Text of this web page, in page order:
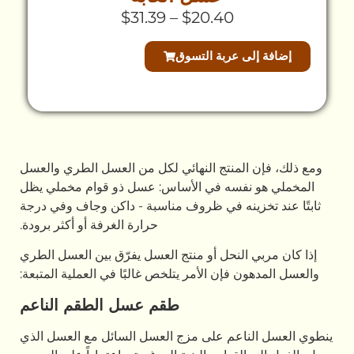
$
عربة التسوق
النهائي لكل من العسل الطري والعسل
في الأساس: عسل ذو قوام مخملي يظل
في ظروف مناسبة - داكن وجاف وفي درجة
حرارة الغرفة أو أكثر برودة.
أو منتج العسل يفرّق بين العسل الطري
فإن الأمر يتلخص غالبًا في العملية المتبعة:
طقم عسل الطقم الناعم
على مزج العسل السائل مع العسل الذي